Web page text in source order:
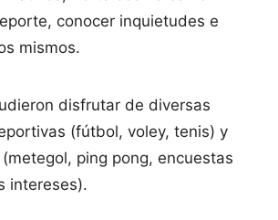
conocer inquietudes e
mismos.
disfrutar de diversas
(fútbol, voley, tenis) y
ping pong, encuestas
intereses).